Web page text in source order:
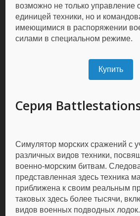
возможно не только управление
единицей техники, но и
имеющимися в распоряжении
силами в специальном режиме.
Купить
Серия
Симулятор морских сражений с
различных видов техники,
военно-морским битвам.
представленная здесь техника
приближена к своим реальным
таковых здесь более тысячи,
видов военных подводных лодок.